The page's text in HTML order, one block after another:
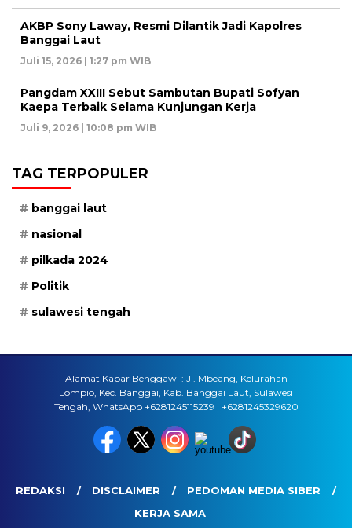
AKBP Sony Laway, Resmi Dilantik Jadi Kapolres
Banggai Laut
Juli 15, 2026 | 1:27 pm WIB
Pangdam XXIII Sebut Sambutan Bupati Sofyan
Kaepa Terbaik Selama Kunjungan Kerja
Juli 9, 2026 | 10:08 pm WIB
TAG TERPOPULER
banggai laut
nasional
pilkada 2024
Politik
sulawesi tengah
Alamat Kabar Benggawi : Jl. Mbeang, Kelurahan
Lompio, Kec. Banggai, Kab. Banggai Laut, Sulawesi
Tengah, WhatsApp +6281245115239 | +6281245329620
REDAKSI DISCLAIMER
PEDOMAN MEDIA SIBER
KERJA SAMA